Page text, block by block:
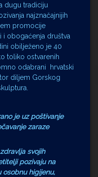
dugu tradiciju
najznačajnijih
promocije
i obogaćenja društva
obilježeno je 40
toliko ostvarenih
odabrani hrvatski
diljem Gorskog
je uz poštivanje
zaraze
svojih
pozivaju na
osobnu higijenu,